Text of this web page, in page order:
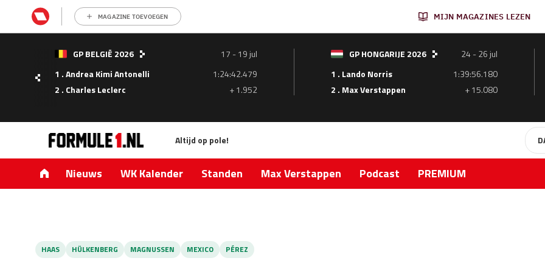
MAGAZINE TOEVOEGEN MIJN MAGAZINES LEZEN
GP BELGIË 2026
17 - 19 jul
1 . Andrea Kimi Antonelli
1:24:42.479
2 . Charles Leclerc
+ 1.952
GP HONGARIJE 2026
24 - 26 jul
1 . Lando Norris
1:39:56.180
2 . Max Verstappen
+ 15.080
Altijd op pole!
Nieuws WK Kalender Standen Max Verstappen Podcast PREMIUM
HAAS HÜLKENBERG MAGNUSSEN MEXICO PÉREZ